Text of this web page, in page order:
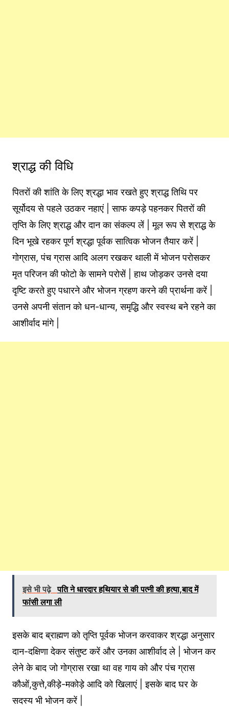
श्राद्ध की विधि
पितरों की शांति के लिए श्रद्धा भाव रखते हुए श्राद्ध तिथि पर
सूर्योदय से पहले उठकर नहाएं | साफ कपड़े पहनकर पितरों की
तृप्ति के लिए श्राद्ध और दान का संकल्प लें | मूल रूप से श्राद्ध के
दिन भूखे रहकर पूर्ण श्रद्धा पूर्वक सात्विक भोजन तैयार करें |
गोग्रास, पंच ग्रास आदि अलग रखकर थाली में भोजन परोसकर
मृत परिजन की फोटो के सामने परोसें | हाथ जोड़कर उनसे दया
दृष्टि करते हुए पधारने और भोजन ग्रहण करने की प्रार्थना करें |
उनसे अपनी संतान को धन-धान्य, समृद्धि और स्वस्थ बने रहने का
आशीर्वाद मांगे |
इसे भी पढ़े पति ने धारदार हथियार से की पत्नी की हत्या,बाद में
फांसी लगा ली
इसके बाद ब्राह्मण को तृप्ति पूर्वक भोजन करवाकर श्रद्धा अनुसार
दान-दक्षिणा देकर संतुष्ट करें और उनका आशीर्वाद ले | भोजन कर
लेने के बाद जो गोग्रास रखा था वह गाय को और पंच ग्रास
कौओं,कुत्ते,कीड़े-मकोड़े आदि को खिलाएं | इसके बाद घर के
सदस्य भी भोजन करें |